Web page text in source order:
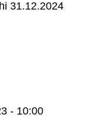
31.12.2024
- 10:00